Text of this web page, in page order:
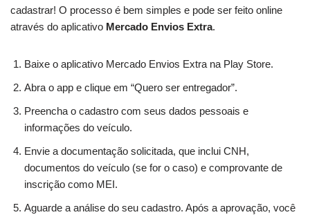
cadastrar! O processo é bem simples e pode ser feito online
através do aplicativo Mercado Envios Extra.
Baixe o aplicativo Mercado Envios Extra na Play Store.
Abra o app e clique em “Quero ser entregador”.
Preencha o cadastro com seus dados pessoais e
informações do veículo.
Envie a documentação solicitada, que inclui CNH,
documentos do veículo (se for o caso) e comprovante de
inscrição como MEI.
Aguarde a análise do seu cadastro. Após a aprovação, você